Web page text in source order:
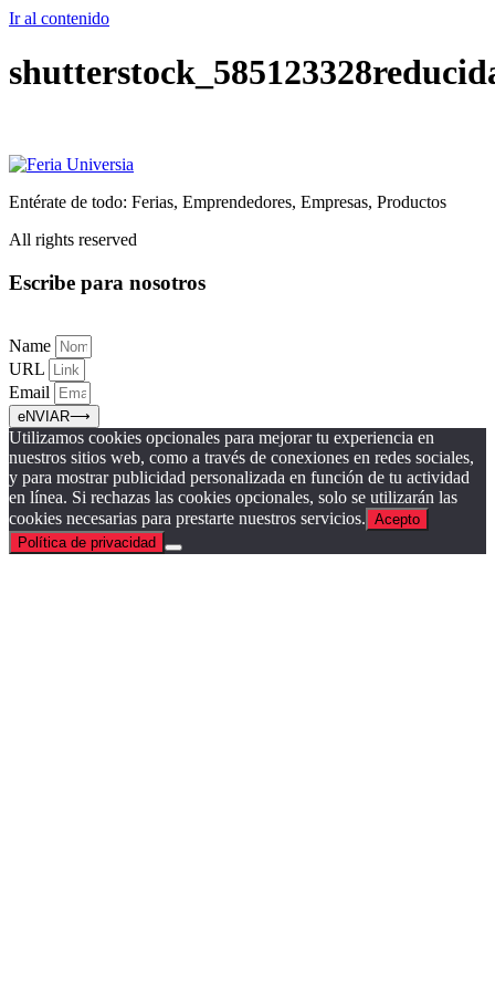
Ir al contenido
Entérate de todo: Ferias, Emprendedores, Empresas, Productos
All rights reserved
Escribe para nosotros
Name
URL
Email
eNVIAR⟶
Utilizamos cookies opcionales para mejorar tu experiencia en
nuestros sitios web, como a través de conexiones en redes sociales,
y para mostrar publicidad personalizada en función de tu actividad
en línea. Si rechazas las cookies opcionales, solo se utilizarán las
cookies necesarias para prestarte nuestros servicios. Acepto
Política de privacidad